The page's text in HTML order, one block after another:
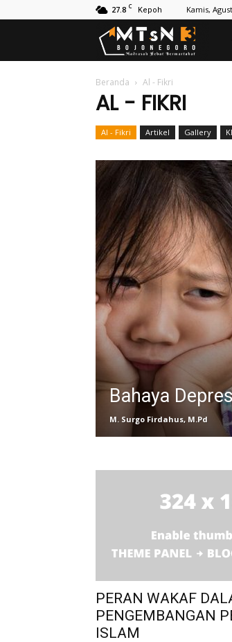
27.8 C Kepoh Kamis,
3
Beranda Al - Fikri
AL - FIKRI
Al - Fikri Artikel Gallery
Bahaya
M. Surgo Firdahus, M.Pd
PERAN WAKAF
PENGEMBANGAN
ISLAM